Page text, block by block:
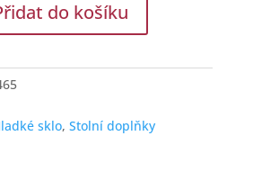
do košíku
sklo, Stolní doplňky